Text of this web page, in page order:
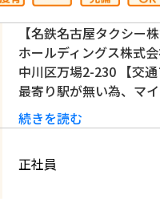
【名鉄名古屋タクシー
ホールディングス株式
中川区万場2-230 【交
最寄り駅が無い為、マ
続きを読む
正社員